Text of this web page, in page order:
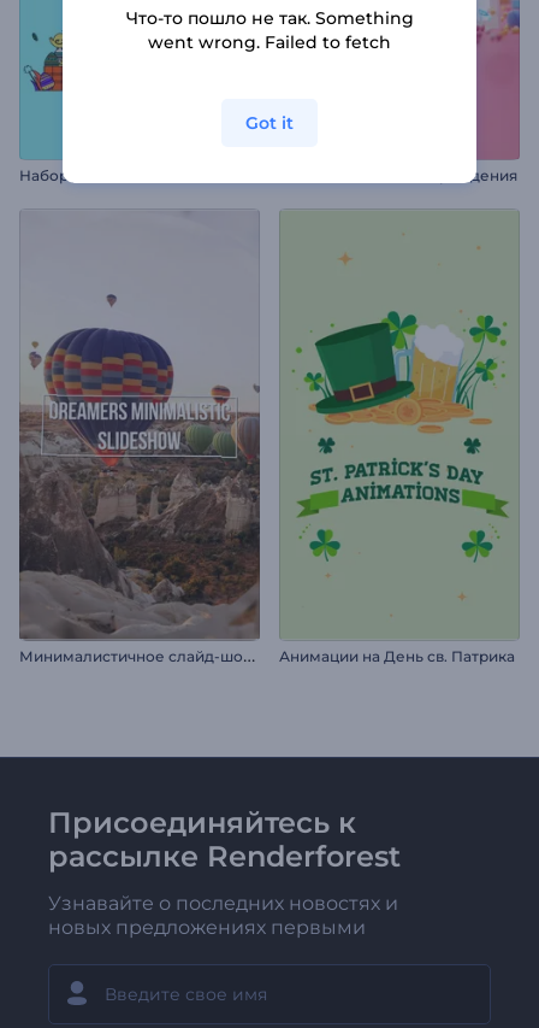
Набор для Reels: Пасха Заставка в честь дня рождения
М
инималистичное слайд-шоу: Мечтатели Анимации на День св. Патрика
Присоединяйтесь к
рассылке Renderforest
Узнавайте о последних новостях и
новых предложениях первыми
Что-то пошло не так. Something
went wrong. Failed to fetch
Got it